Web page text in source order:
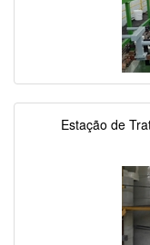
Estação de